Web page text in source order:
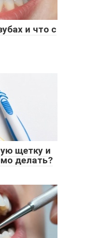
и что с
щетку и
делать?